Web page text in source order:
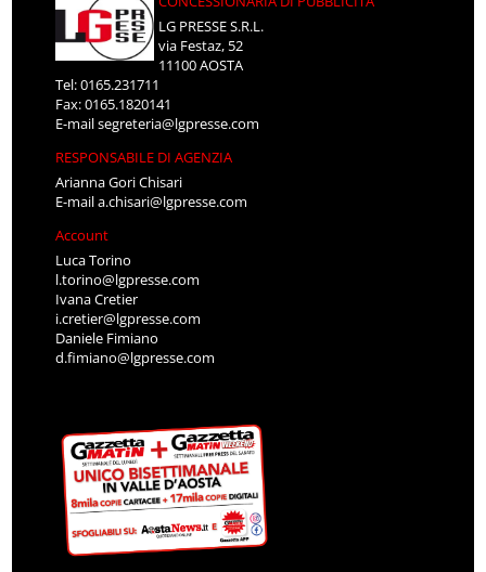
LG PRESSE S.R.L.
via Festaz, 52
11100 AOSTA
Tel: 0165.231711
Fax: 0165.1820141
E-mailsegreteria@lgpresse.com
RESPONSABILE DI AGENZIA
Arianna Gori Chisari
E-maila.chisari@lgpresse.com
Account
Luca Torino
l.torino@lgpresse.com
Ivana Cretier
i.cretier@lgpresse.com
Daniele Fimiano
d.fimiano@lgpresse.com